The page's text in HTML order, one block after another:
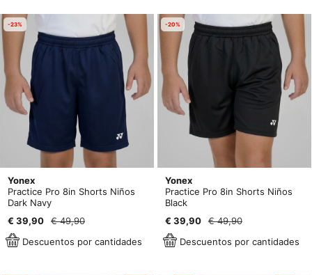
-23%
Yonex
Practice Pro 8in Shorts Niños
Dark Navy
€ 39,90
€ 49,90
Descuentos por cantidades
-20%
Yonex
Practice Pro 8in Shorts Niños
Black
€ 39,90
€ 49,90
Descuentos por cantidades